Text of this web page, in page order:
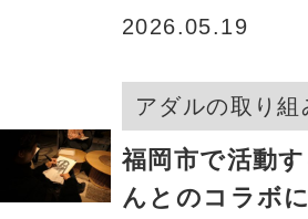
たな可能性を世
2026.05.19
アダルの取り組
福岡市で活動
んとのコラボ